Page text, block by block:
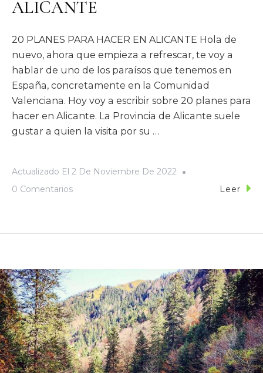
ALICANTE
20 PLANES PARA HACER EN ALICANTE Hola de
nuevo, ahora que empieza a refrescar, te voy a
hablar de uno de los paraísos que tenemos en
España, concretamente en la Comunidad
Valenciana. Hoy voy a escribir sobre 20 planes para
hacer en Alicante. La Provincia de Alicante suele
gustar a quien la visita por su …
Actualizado El 2 De Noviembre De 2022
0 Comentarios
Leer